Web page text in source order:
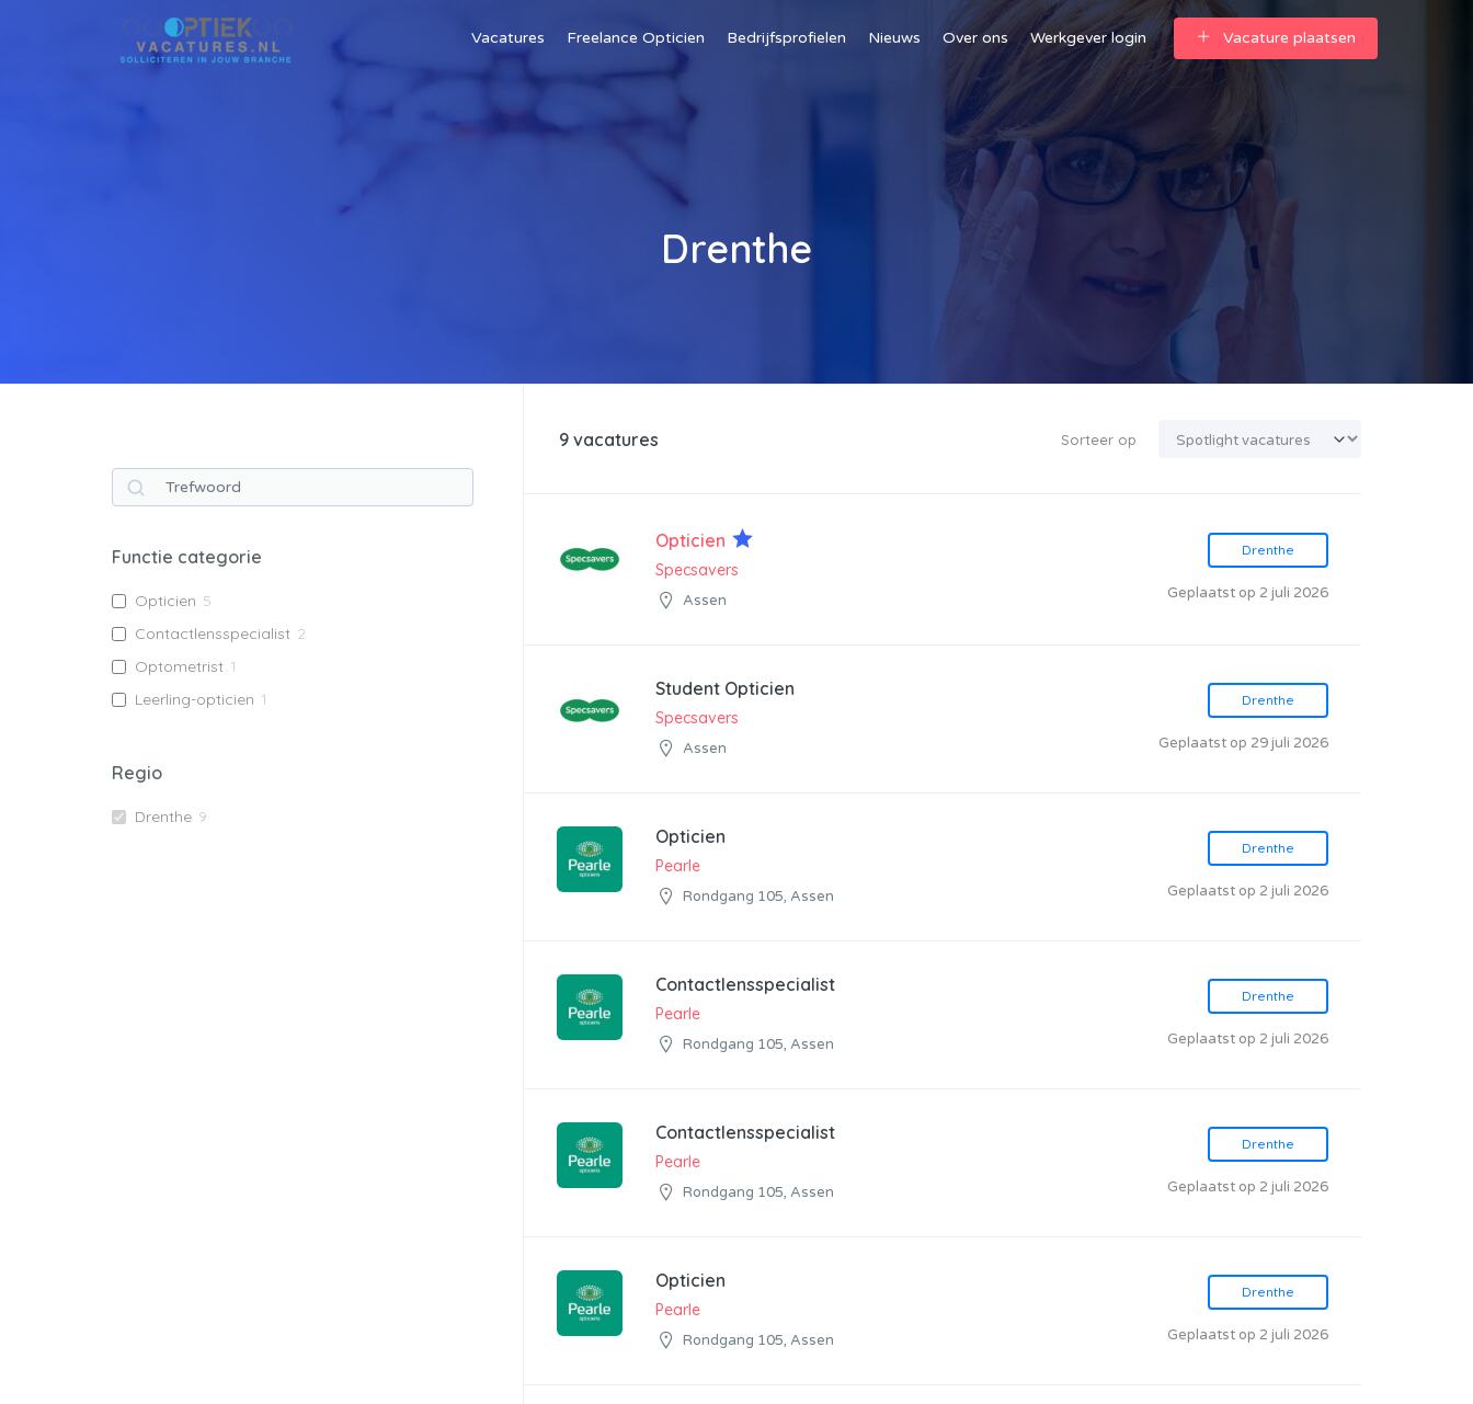
Vacatures Freelance Opticien Bedrijfsprofielen Nieuws Over ons Werkgever login Vacature plaatsen
Drenthe
9 vacatures Sorteer op
Opticien
Specsavers
Assen
Drenthe
Geplaatst op 2 juli 2026
Student Opticien
Specsavers
Assen
Drenthe
Geplaatst op 29 juli 2026
Opticien
Pearle
Rondgang 105, Assen
Drenthe
Geplaatst op 2 juli 2026
Contactlensspecialist
Pearle
Rondgang 105, Assen
Drenthe
Geplaatst op 2 juli 2026
Contactlensspecialist
Pearle
Rondgang 105, Assen
Drenthe
Geplaatst op 2 juli 2026
Opticien
Pearle
Rondgang 105, Assen
Drenthe
Geplaatst op 2 juli 2026
Zoek
Functie categorie
Opticien 5
Contactlensspecialist 2
Optometrist 1
Leerling-opticien 1
Regio
Drenthe 9